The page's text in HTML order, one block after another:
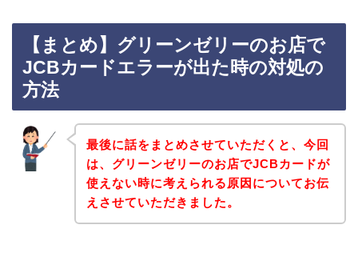
【まとめ】グリーンゼリーのお店で
JCBカードエラーが出た時の対処の
方法
最後に話をまとめさせていただくと、今回
は、グリーンゼリーのお店でJCBカードが
使えない時に考えられる原因についてお伝
えさせていただきました。